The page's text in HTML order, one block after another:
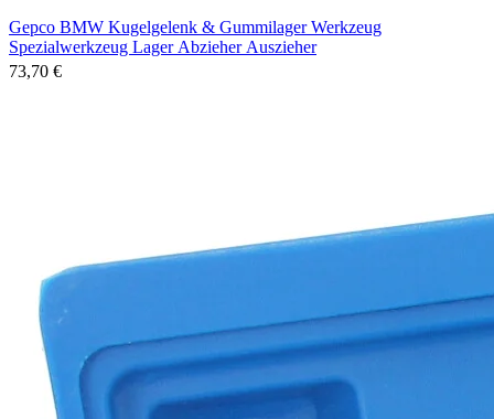
Gepco BMW Kugelgelenk & Gummilager Werkzeug
Spezialwerkzeug Lager Abzieher Auszieher
73,70 €